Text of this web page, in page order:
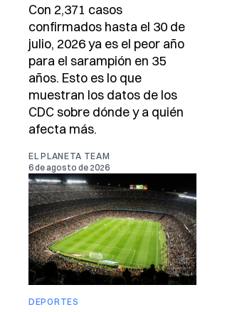
Con 2,371 casos
confirmados hasta el 30 de
julio, 2026 ya es el peor año
para el sarampión en 35
años. Esto es lo que
muestran los datos de los
CDC sobre dónde y a quién
afecta más.
EL PLANETA TEAM
6 de agosto de 2026
DEPORTES